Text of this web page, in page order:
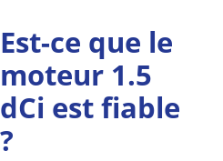
Est-ce que le
moteur 1.5
dCi est fiable
?